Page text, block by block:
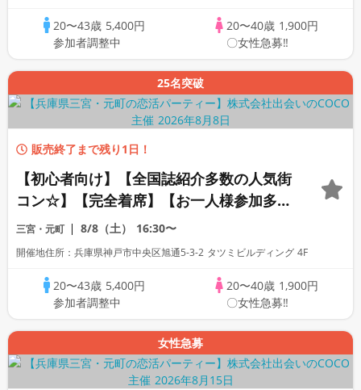
り】 20〜43歳 5,400円
参加者調整中
20〜40歳 1,900円
〇女性急募‼
25名突破
販売終了まで残り1日！
【初心者向け】【全国誌紹介多数の人気街
コン☆】【完全着席】【お一人様参加多
数】【話題の非日常空間！】【カフェのお
料理・アルコール飲み放題付】【LINE交
三宮・元町 8/8（土） 16:30〜
開催地住所：兵庫県神戸市中央区旭通5-3-2 タツミビルディング 4F
20〜43歳 5,400円
参加者調整中
20〜40歳 1,900円
〇女性急募‼
女性急募